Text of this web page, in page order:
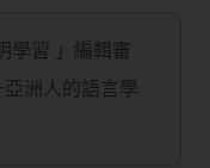
學習 」編輯審
洲人的語言學